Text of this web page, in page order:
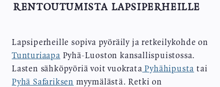
RENTOUTUMISTA LAPSIPERHEILLE
Lapsiperheille sopiva pyöräily ja retkeilykohde on
Tunturiaapa Pyhä-Luoston kansallispuistossa.
Lasten sähköpyöriä voit vuokrata Pyhähipusta tai
Pyhä Safariksen myymälästä. Retki on